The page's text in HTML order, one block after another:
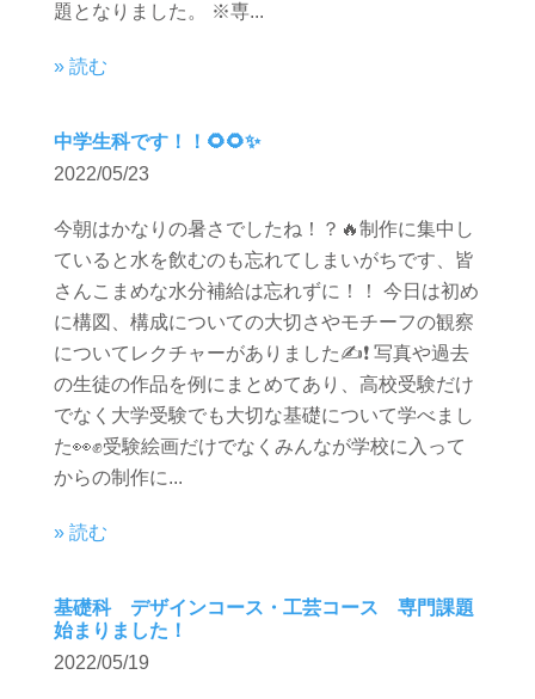
題となりました。 ※専...
» 読む
中学生科です！！🌻🌻✨
2022/05/23
今朝はかなりの暑さでしたね！？🔥制作に集中し
ていると水を飲むのも忘れてしまいがちです、皆
さんこまめな水分補給は忘れずに！！ 今日は初め
に構図、構成についての大切さやモチーフの観察
についてレクチャーがありました✍️❗️ 写真や過去
の生徒の作品を例にまとめてあり、高校受験だけ
でなく大学受験でも大切な基礎について学べまし
た👀✊受験絵画だけでなくみんなが学校に入って
からの制作に...
» 読む
基礎科 デザインコース・工芸コース 専門課題
始まりました！
2022/05/19